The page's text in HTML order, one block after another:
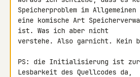
Speicherproblem im Allgemeinen
eine komische Art
ist. Was ich aber nicht
verstehe. Also garnicht. Kein
PS: die Initialisierung ist zur
Lesbarkeit des Quellcodes da,